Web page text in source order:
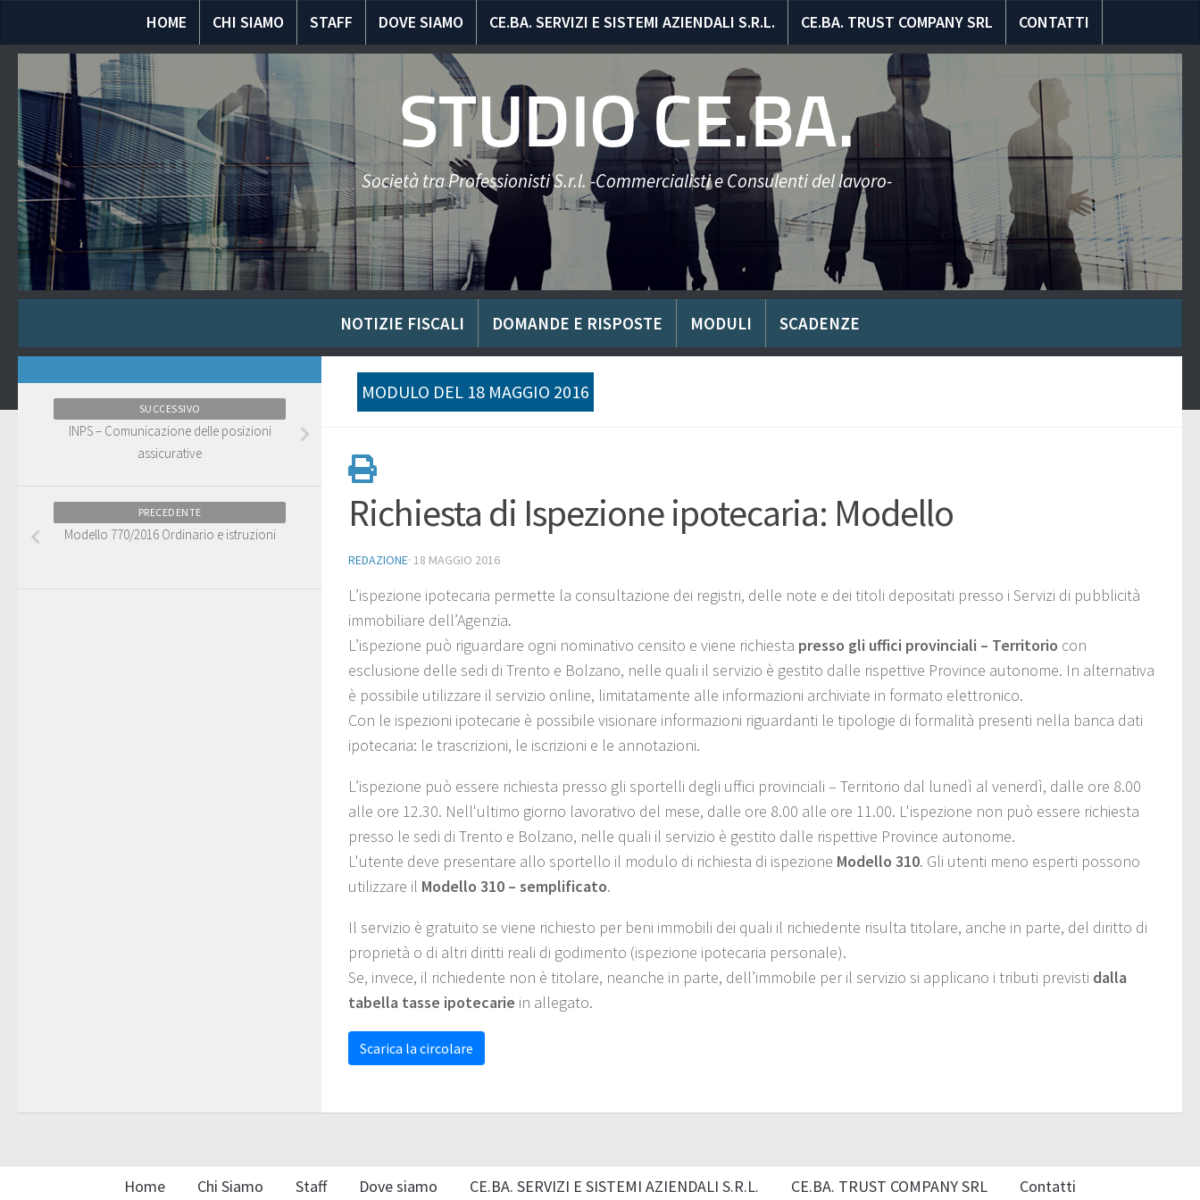
HOME CHI SIAMO STAFF DOVE SIAMO CE.BA. SERVIZI E SISTEMI AZIENDALI S.R.L. CE.BA. TRUST COMPANY SRL CONTATTI
STUDIO CE.BA.
Società tra Professionisti S.r.l. -Commercialisti e Consulenti del lavoro-
NOTIZIE FISCALI DOMANDE E RISPOSTE MODULI SCADENZE
MODULO DEL 18 MAGGIO 2016
Richiesta di Ispezione ipotecaria: Modello
REDAZIONE· 18 MAGGIO 2016
L’ispezione ipotecaria permette la consultazione dei registri, delle note e dei titoli depositati presso i Servizi di pubblicità
immobiliare dell’Agenzia.
L’ispezione può riguardare ogni nominativo censito e viene richiesta presso gli uffici provinciali – Territorio con
esclusione delle sedi di Trento e Bolzano, nelle quali il servizio è gestito dalle rispettive Province autonome. In alternativa
è possibile utilizzare il servizio online, limitatamente alle informazioni archiviate in formato elettronico.
Con le ispezioni ipotecarie è possibile visionare informazioni riguardanti le tipologie di formalità presenti nella banca dati
ipotecaria: le trascrizioni, le iscrizioni e le annotazioni.
L’ispezione può essere richiesta presso gli sportelli degli uffici provinciali – Territorio dal lunedì al venerdì, dalle ore 8.00
alle ore 12.30. Nell'ultimo giorno lavorativo del mese, dalle ore 8.00 alle ore 11.00. L'ispezione non può essere richiesta
presso le sedi di Trento e Bolzano, nelle quali il servizio è gestito dalle rispettive Province autonome.
L'utente deve presentare allo sportello il modulo di richiesta di ispezione Modello 310. Gli utenti meno esperti possono
utilizzare il Modello 310 – semplificato.
Il servizio è gratuito se viene richiesto per beni immobili dei quali il richiedente risulta titolare, anche in parte, del diritto di
proprietà o di altri diritti reali di godimento (ispezione ipotecaria personale).
Se, invece, il richiedente non è titolare, neanche in parte, dell’immobile per il servizio si applicano i tributi previsti dalla
tabella tasse ipotecarie in allegato.
Scarica la circolare
SUCCESSIVO
INPS – Comunicazione delle posizioni
assicurative
PRECEDENTE
Modello 770/2016 Ordinario e istruzioni
Home Chi Siamo Staff Dove siamo CE.BA. SERVIZI E SISTEMI AZIENDALI S.R.L. CE.BA. TRUST COMPANY SRL Contatti